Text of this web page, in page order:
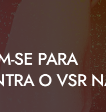
Hot Topics em
Fórum das
SE PARA
O VSR